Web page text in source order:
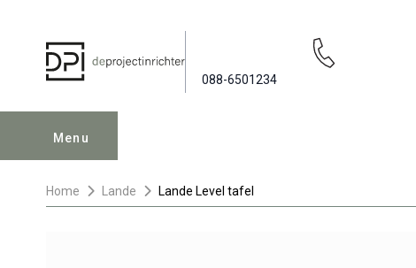
088-6501234
Menu
Home Lande Lande Level tafel